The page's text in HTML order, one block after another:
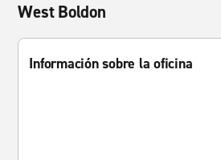
West Boldon
Información sobre la oficina